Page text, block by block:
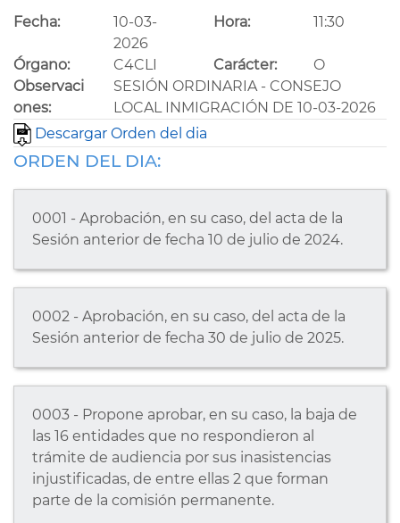
Fecha:
10-03-
2026
Hora: 11:30
Órgano: C4CLI Carácter:
O
Observaci
ones:
SESIÓN ORDINARIA - CONSEJO
LOCAL INMIGRACIÓN DE 10-03-2026
Descargar Orden del dia
ORDEN DEL DIA:
0001 - Aprobación, en su caso, del acta de la
Sesión anterior de fecha 10 de julio de 2024.
0002 - Aprobación, en su caso, del acta de la
Sesión anterior de fecha 30 de julio de 2025.
0003 - Propone aprobar, en su caso, la baja de
las 16 entidades que no respondieron al
trámite de audiencia por sus inasistencias
injustificadas, de entre ellas 2 que forman
parte de la comisión permanente.